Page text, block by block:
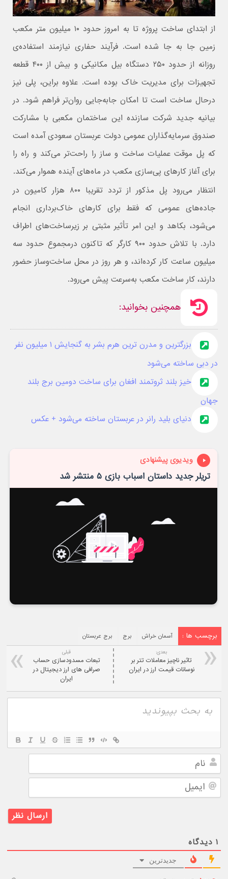
از ابتدای ساخت پروژه تا به امروز حدود ۱۰ میلیون متر مکعب
زمین جا به جا شده است. فرآیند حفاری نیازمند استفاده‌ی
روزانه از حدود ۲۵۰ دستگاه بیل مکانیکی و بیش از ۴۰۰ قطعه
تجهیزات برای مدیریت خاک بوده است. علاوه‌ بر‌این، پلی نیز
درحال ساخت است تا امکان جابه‌جایی روان‌تر فراهم شود. در
بیانیه جدید شرکت سازنده این ساختمان مکعبی با مشارکت
صندوق سرمایه‌گذاران عمومی دولت عربستان سعودی آمده است
که پل موقت عملیات ساخت و ساز را راحت‌تر می‌کند و راه را
برای آغاز کارهای پی‌سازی مکعب در ماه‌های آینده هموار می‌کند.
انتظار می‌رود پل مذکور از تردد تقریبا ۸۰۰ هزار کامیون در
جاده‌های عمومی که فقط برای کارهای خاک‌برداری انجام
می‌شود، بکاهد و این امر تأثیر مثبتی بر زیرساخت‌های اطراف
دارد. با تلاش حدود ۹۰۰ کارگر که تاکنون درمجموع حدود سه
میلیون ساعت کار کرده‌اند، و هر روز در محل ساخت‌و‌ساز حضور
دارند، کار ساخت مکعب به‌سرعت پیش می‌رود.
همچنین بخوانید:
بزرگترین و مدرن ترین هرم بشر به گنجایش ۱ میلیون نفر
در دبی ساخته می‌شود
خیز بلند ثروتمند افغان برای ساخت دومین برج بلند
جهان
دنیای بلید رانر در عربستان ساخته می‌شود + عکس
ویدیوی پیشنهادی
تریلر جدید داستان اسباب بازی ۵ منتشر شد
برچسب ها : آسمان خراش برج برج عربستان
قبلی
تبعات مسدودسازی حساب
صرافی های ارز دیجیتال در
ایران
بعدی:
تاثیر ناچیز معاملات تتر بر
نوسانات قیمت ارز در ایران
نام
ایمیل
۱ دیدگاه
جدیدترین